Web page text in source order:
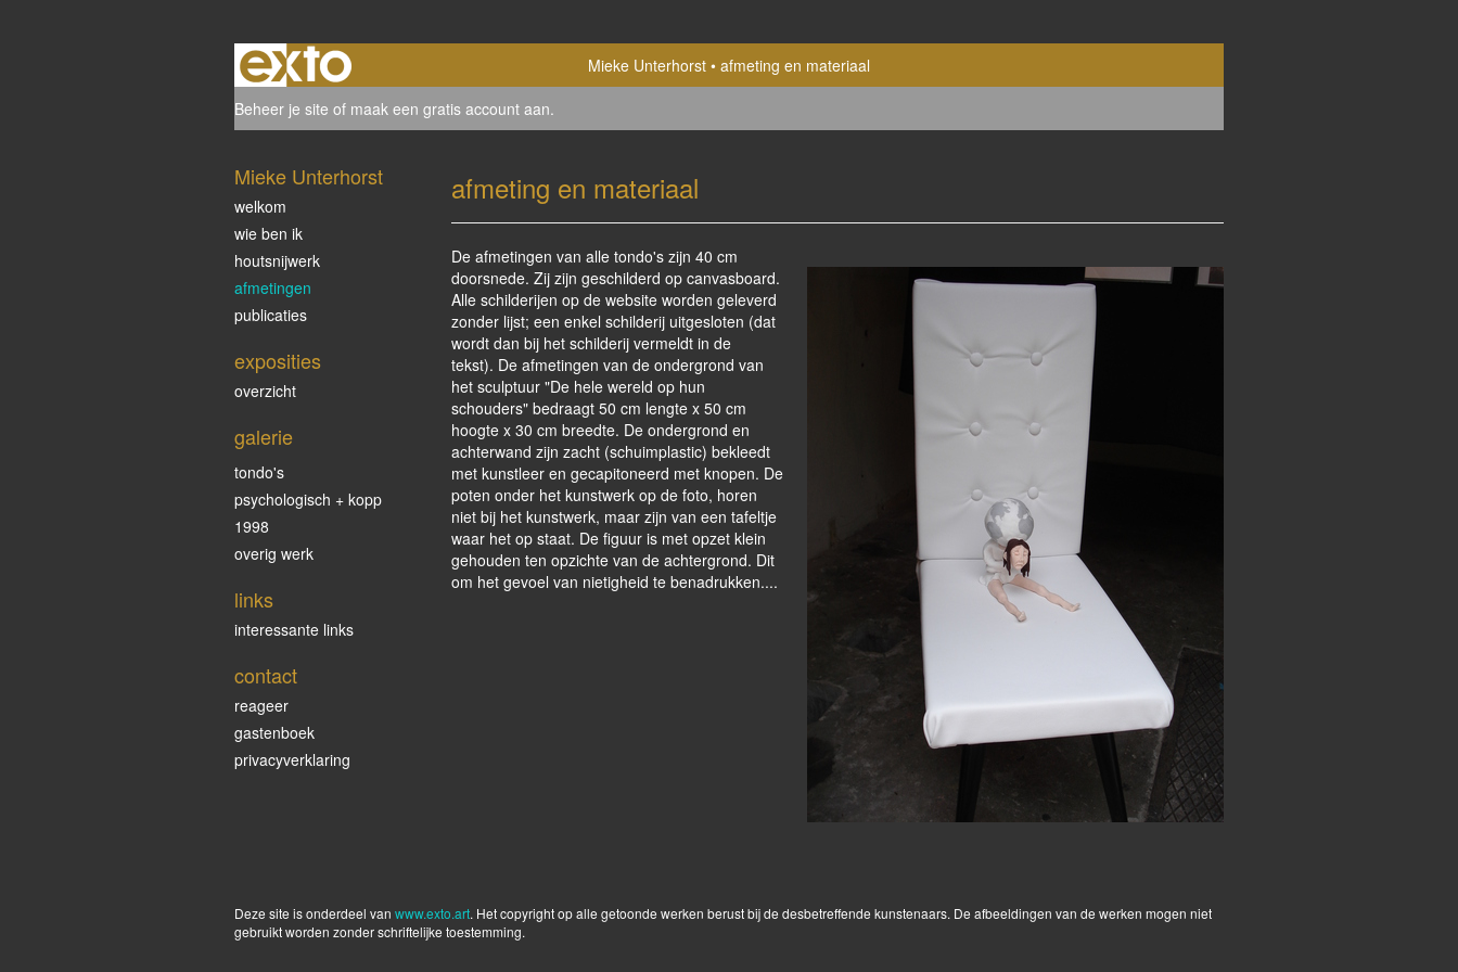
Mieke Unterhorst
afmeting en materiaal
Beheer je site of maak een gratis account aan.
afmeting en materiaal
De afmetingen van alle tondo's zijn 40 cm
doorsnede. Zij zijn geschilderd op canvasboard.
Alle schilderijen op de website worden geleverd
zonder lijst; een enkel schilderij uitgesloten (dat
wordt dan bij het schilderij vermeldt in de
tekst). De afmetingen van de ondergrond van
het sculptuur "De hele wereld op hun
schouders" bedraagt 50 cm lengte x 50 cm
hoogte x 30 cm breedte. De ondergrond en
achterwand zijn zacht (schuimplastic) bekleedt
met kunstleer en gecapitoneerd met knopen. De
poten onder het kunstwerk op de foto, horen
niet bij het kunstwerk, maar zijn van een tafeltje
waar het op staat. De figuur is met opzet klein
gehouden ten opzichte van de achtergrond. Dit
om het gevoel van nietigheid te benadrukken....
Mieke Unterhorst
welkom
wie ben ik
houtsnijwerk
afmetingen
publicaties
exposities
overzicht
galerie
tondo's
psychologisch + kopp
1998
overig werk
links
interessante links
contact
reageer
gastenboek
privacyverklaring
Deze site is onderdeel van www.exto.art. Het copyright op alle getoonde werken berust bij de desbetreffende kunstenaars. De afbeeldingen van de werken mogen niet
gebruikt worden zonder schriftelijke toestemming.